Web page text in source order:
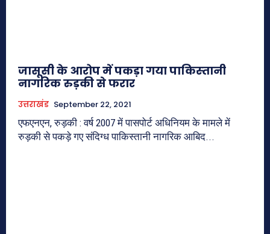
जासूसी के आरोप में पकड़ा गया पाकिस्‍तानी
नागरिक रुड़की से फरार
उत्तराखंड September 22, 2021
एफएनएन, रुड़की : वर्ष 2007 में पासपोर्ट अधिनियम के मामले में
रुड़की से पकड़े गए संदिग्ध पाकिस्तानी नागरिक आबिद...